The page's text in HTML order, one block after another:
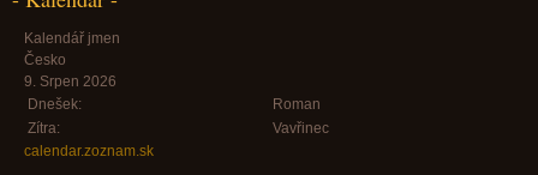
Kalendář jmen
Česko
9. Srpen 2026
Dnešek:
Roman
Zítra:
Vavřinec
calendar.zoznam.sk